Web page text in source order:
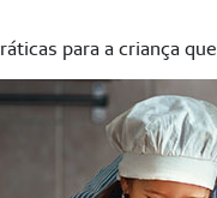
para a criança